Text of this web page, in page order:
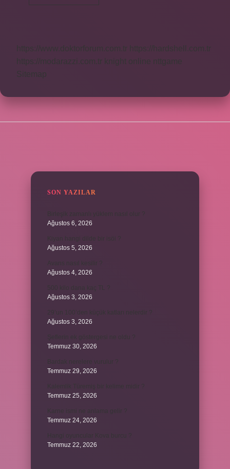
Bu
https://www.doktorforum.com.tr
https://hardshell.com.tr
https://modarazzi.com.tr
knight online
nttgame
Sitemap
SON YAZILAR
Ağustos 6, 2026
Ağustos 5, 2026
Ağustos 4, 2026
Ağustos 3, 2026
Ağustos 3, 2026
Temmuz 30, 2026
Temmuz 29, 2026
Temmuz 25, 2026
Temmuz 24, 2026
Temmuz 22, 2026